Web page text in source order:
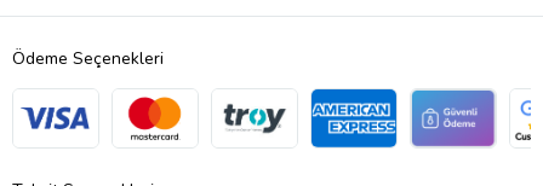
Ödeme Seçenekleri